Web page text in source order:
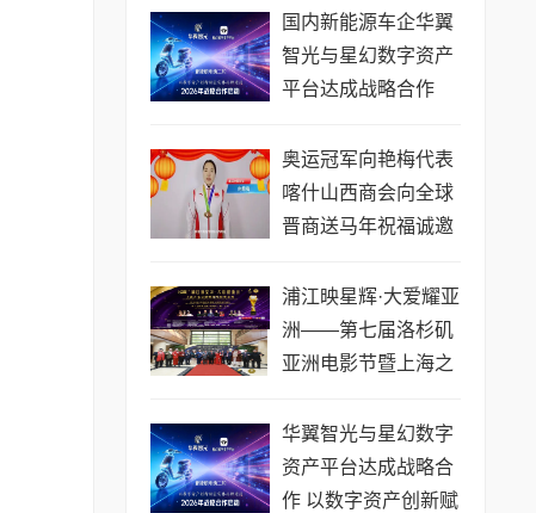
国内新能源车企华翼
智光与星幻数字资产
平台达成战略合作
奥运冠军向艳梅代表
喀什山西商会向全球
晋商送马年祝福诚邀
浦江映星辉·大爱耀亚
洲——第七届洛杉矶
亚洲电影节暨上海之
满举办
华翼智光与星幻数字
资产平台达成战略合
作 以数字资产创新赋